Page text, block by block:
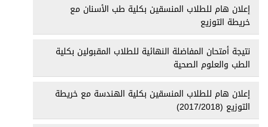
إعلان هام للطلاب المنسقين بكلية طب الأسنان مع
خريطة التوزيع
نتيجة أمتحان المفاضلة النهائية للطلاب المقبولين بكلية
الطب والعلوم الصحية
إعلان هام للطلاب المنسقين بكلية الهندسة مع خريطة
التوزيع (2017/2018)